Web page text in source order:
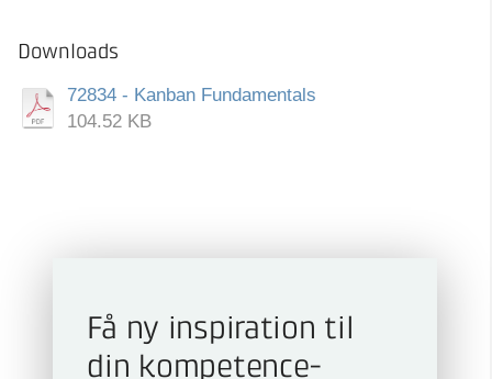
Downloads
72834 - Kanban Fundamentals
104.52 KB
Få ny inspiration til
din kompetence­